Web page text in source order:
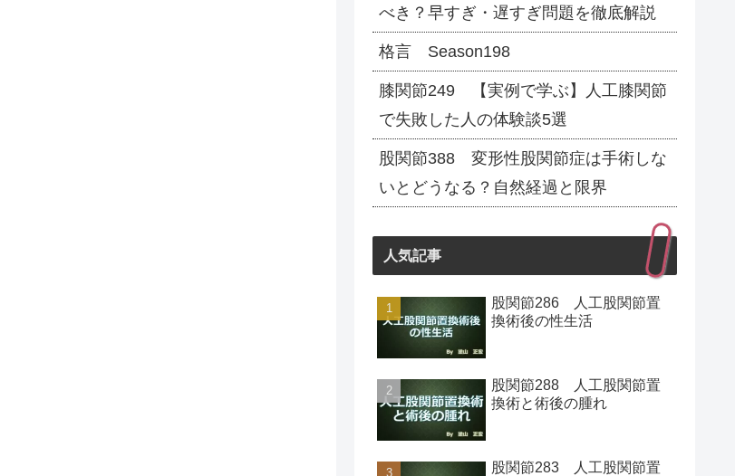
べき？早すぎ・遅すぎ問題を徹底解説
格言 Season198
膝関節249 【実例で学ぶ】人工膝関節
で失敗した人の体験談5選
股関節388 変形性股関節症は手術しな
いとどうなる？自然経過と限界
人気記事
股関節286 人工股関節置
換術後の性生活
股関節288 人工股関節置
換術と術後の腫れ
股関節283 人工股関節置